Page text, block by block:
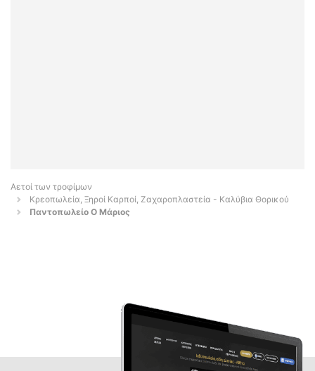
Αετοί των τροφίμων
Κρεοπωλεία, Ξηροί Καρποί, Ζαχαροπλαστεία - Καλύβια Θορικού
Παντοπωλείο Ο Μάριος